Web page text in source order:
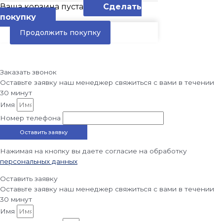
Ваша корзина пуста
Сделать
покупку
Продолжить покупку
Заказать звонок
Оставьте заявку наш менеджер свяжиться с вами в течении
30 минут
Имя
Номер телефона
Оставить заявку
Нажимая на кнопку вы даете согласие на обработку
персональных данных
Оставить заявку
Оставьте заявку наш менеджер свяжиться с вами в течении
30 минут
Имя